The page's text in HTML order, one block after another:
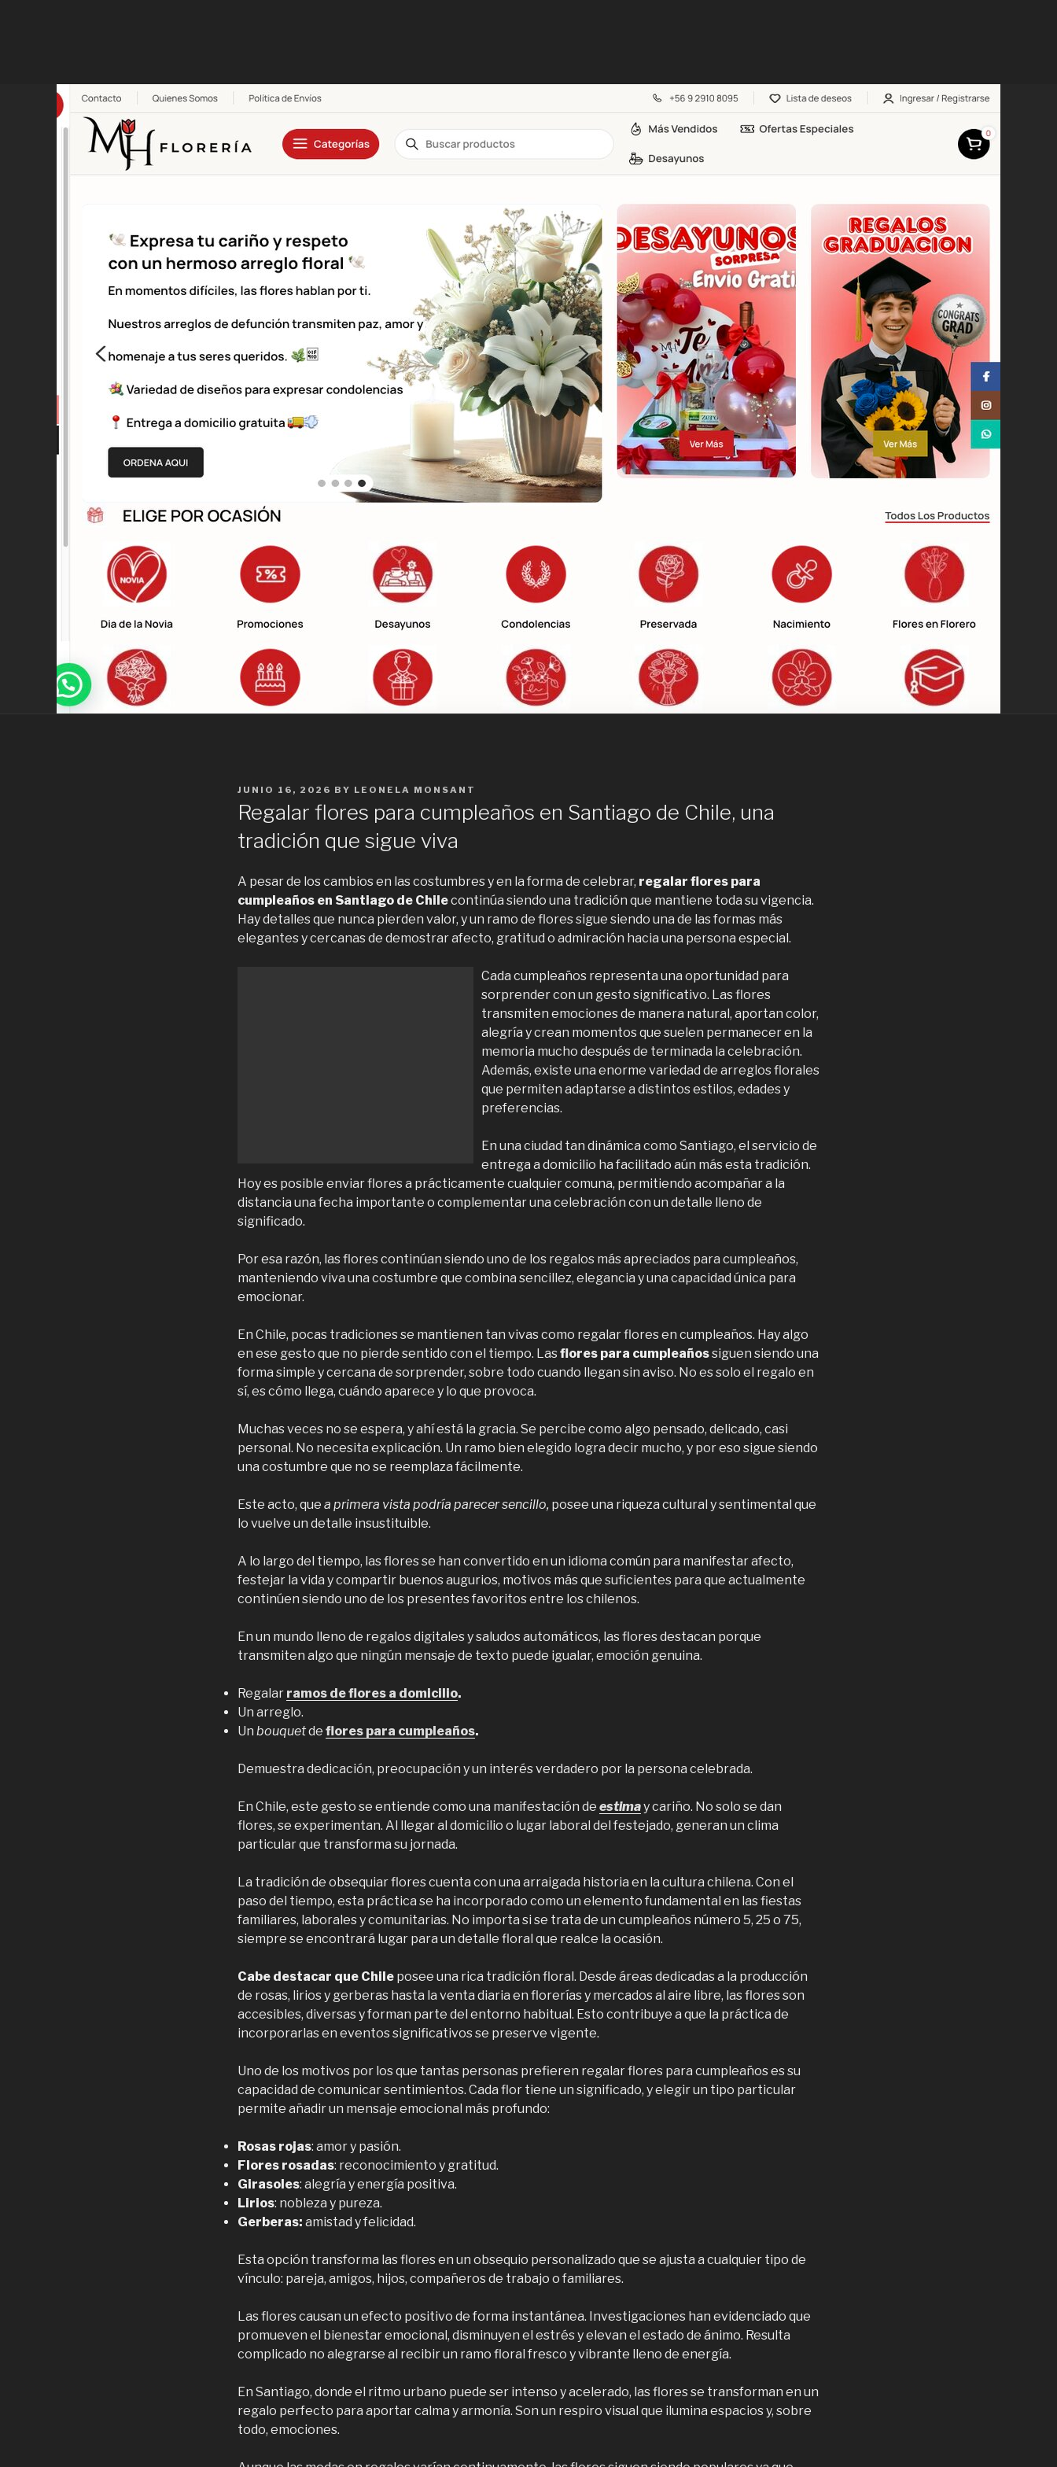
POSTED
JUNIO 16, 2026 BY LEONELA MONSANT
Regalar flores para cumpleaños en Santiago de Chile, una
tradición que sigue viva
A pesar de los cambios en las costumbres y en la forma de celebrar, regalar flores para
cumpleaños en Santiago de Chilecontinúa siendo una tradición que mantiene toda su vigencia.
Hay detalles que nunca pierden valor, y un ramo de flores sigue siendo una de las formas más
elegantes y cercanas de demostrar afecto, gratitud o admiración hacia una persona especial.
Cada cumpleaños representa una oportunidad para
sorprender con un gesto significativo. Las flores
transmiten emociones de manera natural, aportan color,
alegría y crean momentos que suelen permanecer en la
memoria mucho después de terminada la celebración.
Además, existe una enorme variedad de arreglos florales
que permiten adaptarse a distintos estilos, edades y
preferencias.
En una ciudad tan dinámica como Santiago, el servicio de
entrega a domicilio ha facilitado aún más esta tradición.
Hoy es posible enviar flores a prácticamente cualquier comuna, permitiendo acompañar a la
distancia una fecha importante o complementar una celebración con un detalle lleno de
significado.
Por esa razón, las flores continúan siendo uno de los regalos más apreciados para cumpleaños,
manteniendo viva una costumbre que combina sencillez, elegancia y una capacidad única para
emocionar.
En Chile, pocas tradiciones se mantienen tan vivas como regalar flores en cumpleaños. Hay algo
en ese gesto que no pierde sentido con el tiempo. Lasflores para cumpleañossiguen siendo una
forma simple y cercana de sorprender, sobre todo cuando llegan sin aviso. No es solo el regalo en
sí, es cómo llega, cuándo aparece y lo que provoca.
Muchas veces no se espera, y ahí está la gracia. Se percibe como algo pensado, delicado, casi
personal. No necesita explicación. Un ramo bien elegido logra decir mucho, y por eso sigue siendo
una costumbre que no se reemplaza fácilmente.
Este acto, que a primera vista podría parecer sencillo, posee una riqueza cultural y sentimental que
lo vuelve un detalle insustituible.
A lo largo del tiempo, las flores se han convertido en un idioma común para manifestar afecto,
festejar la vida y compartir buenos augurios, motivos más que suficientes para que actualmente
continúen siendo uno de los presentes favoritos entre los chilenos.
En un mundo lleno de regalos digitales y saludos automáticos, las flores destacan porque
transmiten algo que ningún mensaje de texto puede igualar, emoción genuina.
Regalar ramos de flores a domicilio.
Un arreglo.
Un bouquetde flores para cumpleaños.
Demuestra dedicación, preocupación y un interés verdadero por la persona celebrada.
En Chile, este gesto se entiende como una manifestación de estimay cariño. No solo se dan
flores, se experimentan. Al llegar al domicilio o lugar laboral del festejado, generan un clima
particular que transforma su jornada.
La tradición de obsequiar flores cuenta con una arraigada historia en la cultura chilena. Con el
paso del tiempo, esta práctica se ha incorporado como un elemento fundamental en las fiestas
familiares, laborales y comunitarias. No importa si se trata de un cumpleaños número 5, 25 o 75,
siempre se encontrará lugar para un detalle floral que realce la ocasión.
Cabe destacar que Chile posee una rica tradición floral. Desde áreas dedicadas a la producción
de rosas, lirios y gerberas hasta la venta diaria en florerías y mercados al aire libre, las flores son
accesibles, diversas y forman parte del entorno habitual. Esto contribuye a que la práctica de
incorporarlas en eventos significativos se preserve vigente.
Uno de los motivos por los que tantas personas prefieren regalar flores para cumpleaños es su
capacidad de comunicar sentimientos. Cada flor tiene un significado, y elegir un tipo particular
permite añadir un mensaje emocional más profundo:
Rosas rojas: amor y pasión.
Flores rosadas: reconocimiento y gratitud.
Girasoles: alegría y energía positiva.
Lirios: nobleza y pureza.
Gerberas: amistad y felicidad.
Esta opción transforma las flores en un obsequio personalizado que se ajusta a cualquier tipo de
vínculo: pareja, amigos, hijos, compañeros de trabajo o familiares.
Las flores causan un efecto positivo de forma instantánea. Investigaciones han evidenciado que
promueven el bienestar emocional, disminuyen el estrés y elevan el estado de ánimo. Resulta
complicado no alegrarse al recibir un ramo floral fresco y vibrante lleno de energía.
En Santiago, donde el ritmo urbano puede ser intenso y acelerado, las flores se transforman en un
regalo perfecto para aportar calma y armonía. Son un respiro visual que ilumina espacios y, sobre
todo, emociones.